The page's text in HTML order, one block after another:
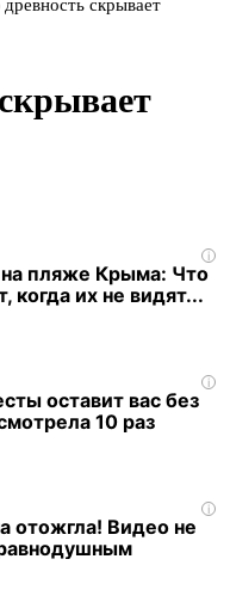
скрывает
i
пляже Крыма: Что
когда их не видят...
i
оставит вас без
10 раз
i
отожгла! Видео не